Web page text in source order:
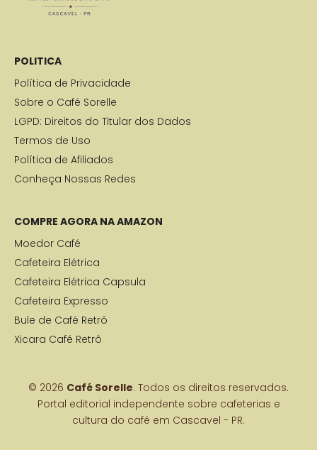
POLITICA
Política de Privacidade
Sobre o Café Sorelle
LGPD: Direitos do Titular dos Dados
Termos de Uso
Política de Afiliados
Conheça Nossas Redes
COMPRE AGORA NA AMAZON
Moedor Café
Cafeteira Elétrica
Cafeteira Elétrica Capsula
Cafeteira Expresso
Bule de Café Retrô
Xicara Café Retrô
© 2026 Café Sorelle. Todos os direitos reservados.
Portal editorial independente sobre cafeterias e
cultura do café em Cascavel - PR.